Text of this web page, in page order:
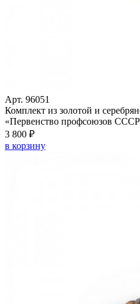
Арт. 96051
Комплект из золотой и
«Первенство профсоюзов
3 800 ₽
в корзину